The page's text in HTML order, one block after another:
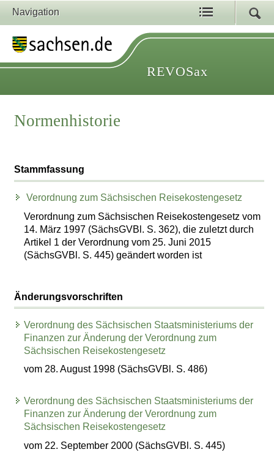
Navigation
REVOSax
Normenhistorie
Stammfassung
Verordnung zum Sächsischen Reisekostengesetz
Verordnung zum Sächsischen Reisekostengesetz vom
14. März 1997 (SächsGVBl. S. 362), die zuletzt durch
Artikel 1 der Verordnung vom 25. Juni 2015
(SächsGVBl. S. 445) geändert worden ist
Änderungsvorschriften
Verordnung des Sächsischen Staatsministeriums der
Finanzen zur Änderung der Verordnung zum
Sächsischen Reisekostengesetz
vom 28. August 1998 (SächsGVBl. S. 486)
Verordnung des Sächsischen Staatsministeriums der
Finanzen zur Änderung der Verordnung zum
Sächsischen Reisekostengesetz
vom 22. September 2000 (SächsGVBl. S. 445)